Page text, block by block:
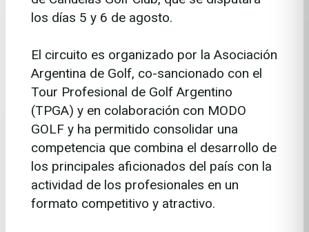
los días 5 y 6 de agosto.
El circuito es organizado por la Asociación
Argentina de Golf, co-sancionado con el
Tour Profesional de Golf Argentino
(TPGA) y en colaboración con MODO
GOLF y ha permitido consolidar una
competencia que combina el desarrollo de
los principales aficionados del país con la
actividad de los profesionales en un
formato competitivo y atractivo.